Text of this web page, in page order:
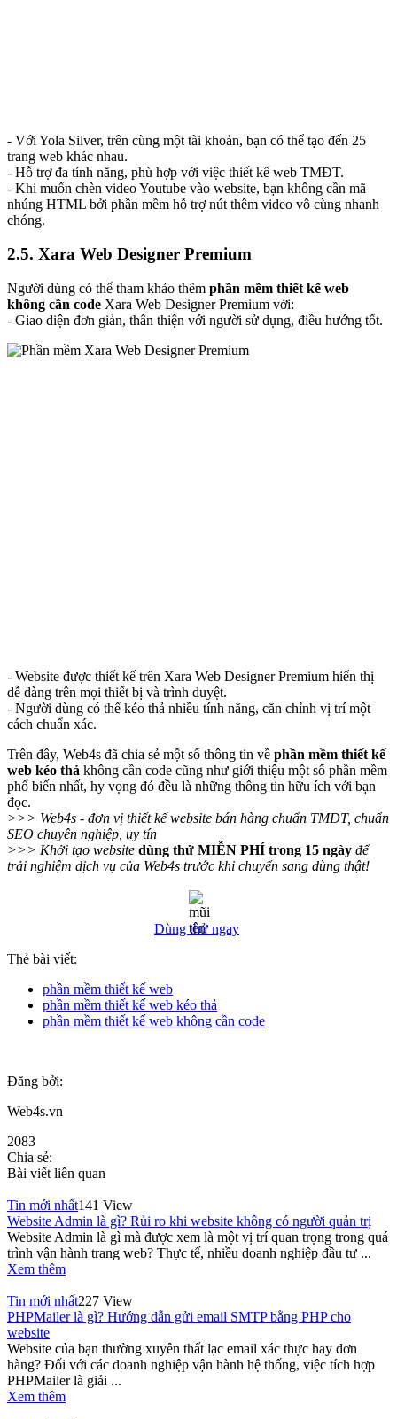
- Với Yola Silver, trên cùng một tài khoản, bạn có thể tạo đến 25
trang web khác nhau.
- Hỗ trợ đa tính năng, phù hợp với việc thiết kế web TMĐT.
- Khi muốn chèn video Youtube vào website, bạn không cần mã
nhúng HTML bởi phần mềm hỗ trợ nút thêm video vô cùng nhanh
chóng.
2.5. Xara Web Designer Premium
Người dùng có thể tham khảo thêm phần mềm thiết kế web
không cần code Xara Web Designer Premium với:
- Giao diện đơn giản, thân thiện với người sử dụng, điều hướng tốt.
- Website được thiết kế trên Xara Web Designer Premium hiển thị
dễ dàng trên mọi thiết bị và trình duyệt.
- Người dùng có thể kéo thả nhiều tính năng, căn chỉnh vị trí một
cách chuẩn xác.
Trên đây, Web4s đã chia sẻ một số thông tin về phần mềm thiết kế
web kéo thả không cần code cũng như giới thiệu một số phần mềm
phổ biến nhất, hy vọng đó đều là những thông tin hữu ích với bạn
đọc.
>>> Web4s - đơn vị thiết kế website bán hàng chuẩn TMĐT, chuẩn
SEO chuyên nghiệp, uy tín
>>> Khởi tạo website dùng thử MIỄN PHÍ trong 15 ngày để
trải nghiệm dịch vụ của Web4s trước khi chuyển sang dùng thật!
Dùng thử ngay
Thẻ bài viết:
phần mềm thiết kế web
phần mềm thiết kế web kéo thả
phần mềm thiết kế web không cần code
Đăng bởi:
Web4s.vn
2083
Chia sẻ:
Bài viết liên quan
Tin mới nhất141 View
Website Admin là gì? Rủi ro khi website không có người quản trị
Website Admin là gì mà được xem là một vị trí quan trọng trong quá
trình vận hành trang web? Thực tế, nhiều doanh nghiệp đầu tư ...
Xem thêm
Tin mới nhất227 View
PHPMailer là gì? Hướng dẫn gửi email SMTP bằng PHP cho
website
Website của bạn thường xuyên thất lạc email xác thực hay đơn
hàng? Đối với các doanh nghiệp vận hành hệ thống, việc tích hợp
PHPMailer là giải ...
Xem thêm